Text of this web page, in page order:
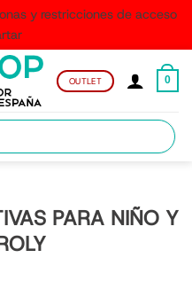
y restricciones de acceso
OUTLET 0
PARA NIÑO Y